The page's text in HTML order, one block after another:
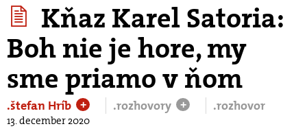
Kňaz Karel Satoria:
Boh nie je hore, my
sme priamo v ňom
.štefan Hríb + .rozhovory + .rozhovor
13. december 2020